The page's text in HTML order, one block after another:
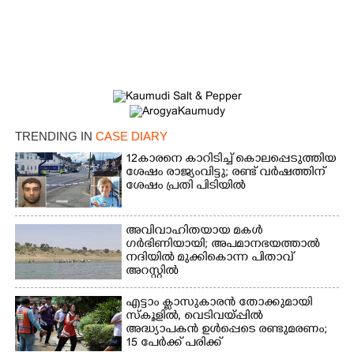
TRENDING IN CASE DIARY
12കാരനെ കാറിടിച്ച് കൊലപ്പെടുത്തിയ
ശേഷം രാജ്യംവിട്ടു; രണ്ട് വർഷത്തിന്
ശേഷം പ്രതി പിടിയിൽ
അവിവാഹിതയായ മകൾ
ഗർഭിണിയായി; അപമാനഭയത്താൽ
നദിയിൽ മുക്കികൊന്ന പിതാവ്
അറസ്റ്റിൽ
എട്ടാം ക്ളാസുകാരൻ തോക്കുമായി
സ്കൂളിൽ, വെടിവയ്പ്പിൽ
അദ്ധ്യാപകൻ ഉൾപ്പെടെ രണ്ടുമരണം;
15 പേർക്ക് പരിക്ക്
Copy Link